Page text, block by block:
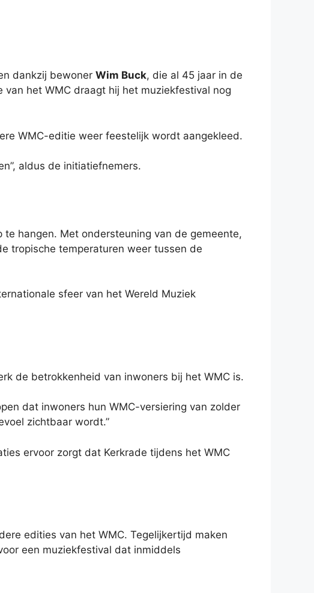
dankzij bewoner Wim Buck, die al 45 jaar in de
het WMC draagt hij het muziekfestival nog
WMC-editie weer feestelijk wordt aangekleed.
aldus de initiatiefnemers.
hangen. Met ondersteuning van de gemeente,
tropische temperaturen weer tussen de
sfeer van het Wereld Muziek
de betrokkenheid van inwoners bij het WMC is.
dat inwoners hun WMC-versiering van zolder
zichtbaar wordt.”
ervoor zorgt dat Kerkrade tijdens het WMC
edities van het WMC. Tegelijkertijd maken
een muziekfestival dat inmiddels